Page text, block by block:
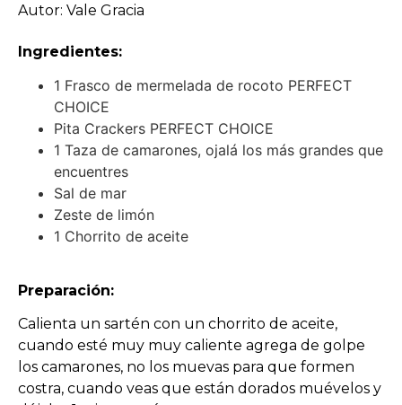
Autor: Vale Gracia
Ingredientes:
1 Frasco de mermelada de rocoto PERFECT
CHOICE
Pita Crackers PERFECT CHOICE
1 Taza de camarones, ojalá los más grandes que
encuentres
Sal de mar
Zeste de limón
1 Chorrito de aceite
Preparación:
Calienta un sartén con un chorrito de aceite,
cuando esté muy muy caliente agrega de golpe
los camarones, no los muevas para que formen
costra, cuando veas que están dorados muévelos y